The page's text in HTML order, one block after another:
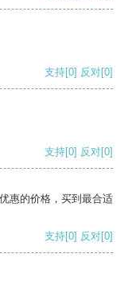
支持[0] 反对[0]
支持[0] 反对[0]
惠的价格，买到最合适
支持[0] 反对[0]